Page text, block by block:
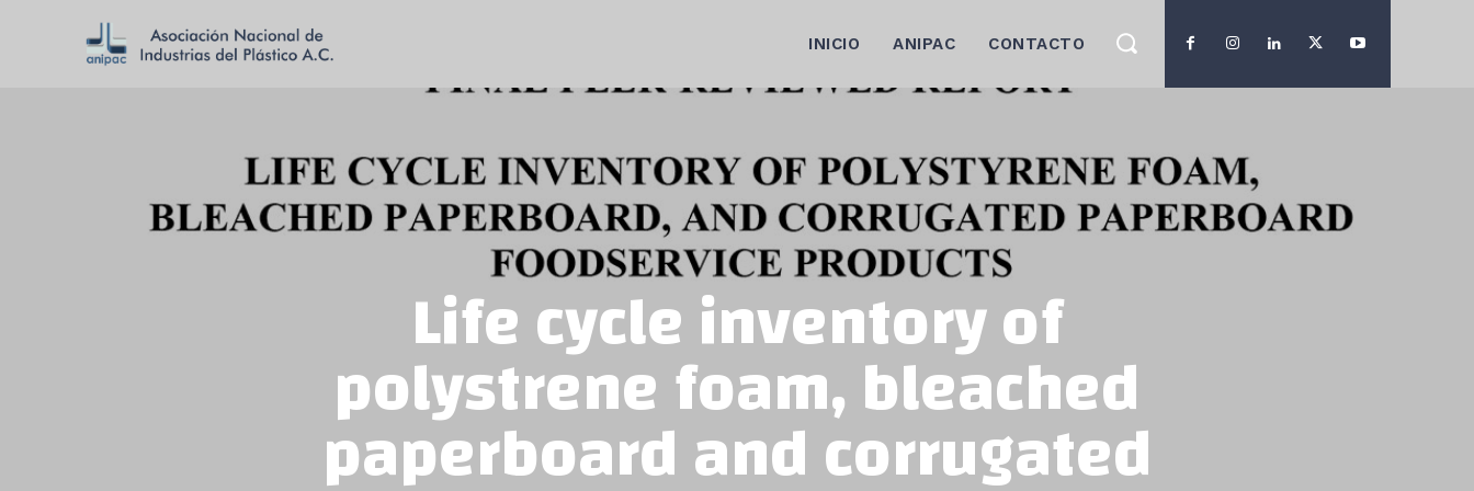
INICIO ANIPAC CONTACTO
Life cycle inventory of
polystrene foam, bleached
paperboard and corrugated